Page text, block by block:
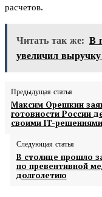
расчетов.
Читать так же: В
увеличил
Предыдущая статья
Максим Орешкин
готовности России
своими IT-решениями
Следующая статья
В столице прошло
по превентивной
долголетию